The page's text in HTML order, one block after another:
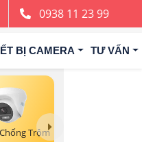
0938 11 23 99
BỊ CAMERA TƯ VẤN
Trộm